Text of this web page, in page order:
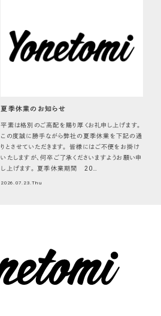
夏季休業のお知らせ
平素は格別のご高配を賜り厚くお礼申し上げます。
この度誠に勝手ながら弊社の夏季休業を下記の通
りとさせていただきます。 皆様にはご不便をお掛け
いたしますが、何卒ご了承くださいますようお願い申
し上げます。 夏季休業期間 20…
2026.07.23.Thu